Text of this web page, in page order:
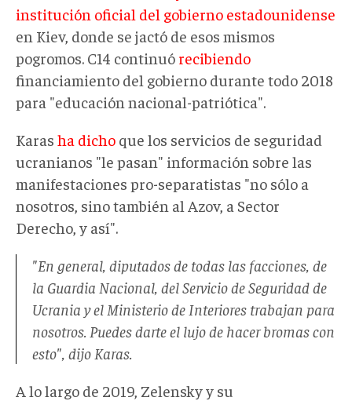
institución oficial del gobierno estadounidense
en Kiev, donde se jactó de esos mismos
pogromos. C14 continuó recibiendo
financiamiento del gobierno durante todo 2018
para "educación nacional-patriótica".
Karas ha dicho que los servicios de seguridad
ucranianos "le pasan" información sobre las
manifestaciones pro-separatistas "no sólo a
nosotros, sino también al Azov, a Sector
Derecho, y así".
"En general, diputados de todas las facciones, de
la Guardia Nacional, del Servicio de Seguridad de
Ucrania y el Ministerio de Interiores trabajan para
nosotros. Puedes darte el lujo de hacer bromas con
esto", dijo Karas.
A lo largo de 2019, Zelensky y su